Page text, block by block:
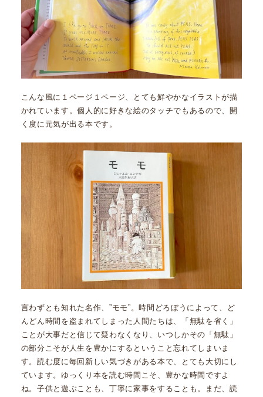
こんな風に１ページ１ページ、とても鮮やかなイラストが描
かれています。個人的に好きな絵のタッチでもあるので、開
く度に元気が出る本です。
言わずとも知れた名作、”モモ”。時間どろぼうによって、ど
んどん時間を盗まれてしまった人間たちは、「無駄を省く」
ことが大事だと信じて疑わなくなり、いつしかその「無駄」
の部分こそが人生を豊かにするということ忘れてしまいま
す。読む度に毎回新しい気づきがある本で、とても大切にし
ています。ゆっくり本を読む時間こそ、豊かな時間ですよ
ね。子供と遊ぶことも、丁寧に家事をすることも。まだ、読